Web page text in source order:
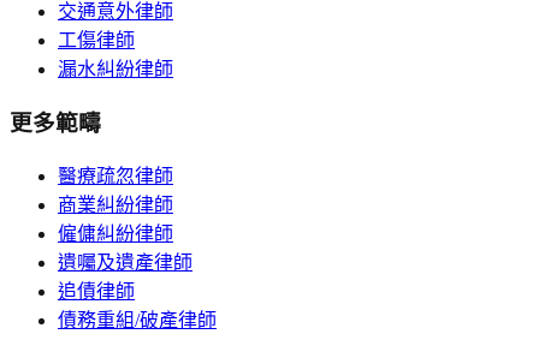
交通意外律師
工傷律師
漏水糾紛律師
更多範疇
醫療疏忽律師
商業糾紛律師
僱傭糾紛律師
遺囑及遺產律師
追債律師
債務重組/破產律師